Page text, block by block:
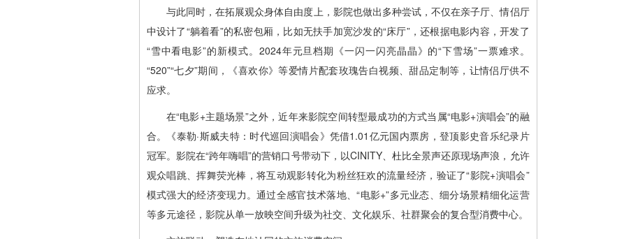
与此同时，在拓展观众身体自由度上，影院也做出多种尝试，不仅在亲子厅、情侣厅
中设计了“躺着看”的私密包厢，比如无扶手加宽沙发的“床厅”，还根据电影内容，开发了
“雪中看电影”的新模式。2024年元旦档期《一闪一闪亮晶晶》的“下雪场”一票难求。
“520”“七夕”期间，《喜欢你》等爱情片配套玫瑰告白视频、甜品定制等，让情侣厅供不
应求。
在“电影+主题场景”之外，近年来影院空间转型最成功的方式当属“电影+演唱会”的融
合。《泰勒·斯威夫特：时代巡回演唱会》凭借1.01亿元国内票房，登顶影史音乐纪录片
冠军。影院在“跨年嗨唱”的营销口号带动下，以CINITY、杜比全景声还原现场声浪，允许
观众唱跳、挥舞荧光棒，将互动观影转化为粉丝狂欢的流量经济，验证了“影院+演唱会”
模式强大的经济变现力。通过全感官技术落地、“电影+”多元业态、细分场景精细化运营
等多元途径，影院从单一放映空间升级为社交、文化娱乐、社群聚会的复合型消费中心。